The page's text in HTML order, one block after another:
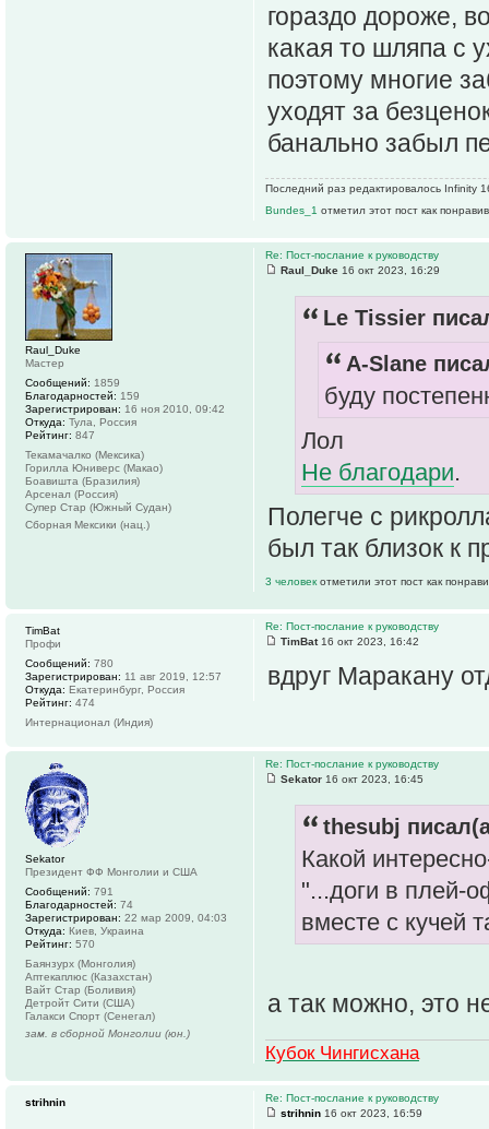
гораздо дороже,
какая то шляпа с
поэтому многие
уходят за
банально забыл
Последний раз редактировалось Infinity
Bundes_1 отметил этот пост как
Re: Пост-послание к руководству
Raul_Duke 16 окт 2023, 16:29
Le Tissier
A-Slane
буду
Лол
Не благодари.
Полегче с
был так близок к
3 человек отметили этот пост как
Raul_Duke
Мастер
Сообщений: 1859
Благодарностей: 159
Зарегистрирован: 16 ноя 2010, 09:42
Откуда: Тула, Россия
Рейтинг: 847
Текамачалко (Мексика)
Горилла Юниверс (Макао)
Боавишта (Бразилия)
Арсенал (Россия)
Супер Стар (Южный Судан)
Сборная Мексики (нац.)
Re: Пост-послание к руководству
TimBat16 окт 2023, 16:42
вдруг Маракану
TimBat
Профи
Сообщений: 780
Зарегистрирован: 11 авг 2019, 12:57
Откуда: Екатеринбург, Россия
Рейтинг: 474
Интернационал (Индия)
Re: Пост-послание к руководству
Sekator 16 окт 2023, 16:45
thesubj
Какой
"...доги в плей-
вместе с кучей
а так можно, это
Кубок Чингисхана
Sekator
Президент ФФ Монголии и США
Сообщений: 791
Благодарностей: 74
Зарегистрирован: 22 мар 2009, 04:03
Откуда: Киев, Украина
Рейтинг: 570
Баянзурх (Монголия)
Аптекаплюс (Казахстан)
Вайт Стар (Боливия)
Детройт Сити (США)
Галакси Спорт (Сенегал)
зам. в сборной Монголии (юн.)
Re: Пост-послание к руководству
strihnin 16 окт 2023, 16:59
strihnin